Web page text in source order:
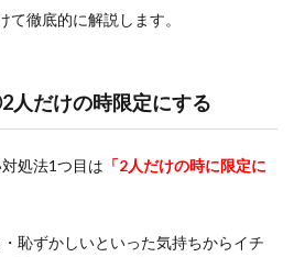
徹底的に解説します。
人だけの時限定にする
処法1つ目は 「2人だけの時に限定に
恥ずかしいといった気持ちからイチ